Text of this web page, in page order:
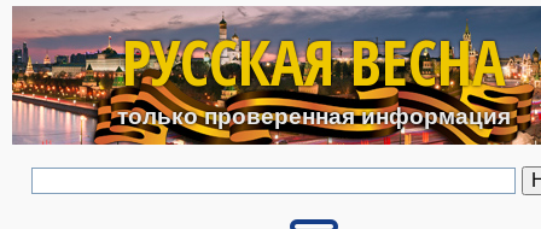
Перейти к основному
РУССКАЯ ВЕСНА
только проверенная информация